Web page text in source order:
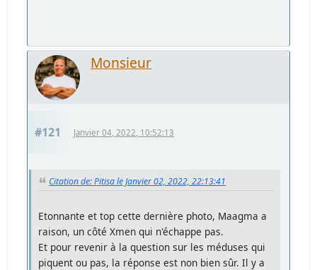
Monsieur
#121 Janvier 04, 2022, 10:52:13
Citation de: Pitisa le Janvier 02, 2022, 22:13:41
Etonnante et top cette dernière photo, Maagma a
raison, un côté Xmen qui n'échappe pas.
Et pour revenir à la question sur les méduses qui
piquent ou pas, la réponse est non bien sûr. Il y a